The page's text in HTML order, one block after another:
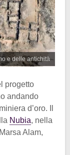
e delle antichità
progetto
andando
d’oro. Il
Nubia, nella
Alam,